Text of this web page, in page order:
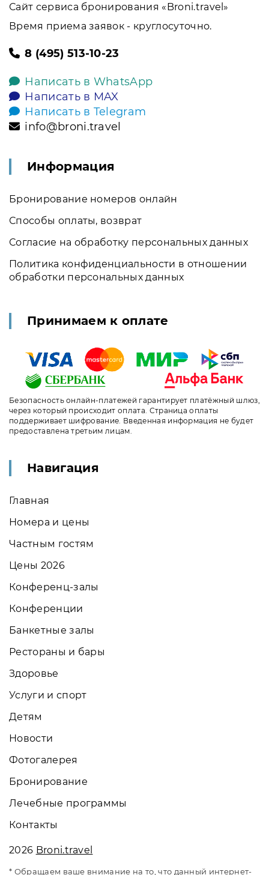
Сайт сервиса бронирования «Broni.travel»
Время приема заявок - круглосуточно.
8 (495) 513-10-23
Написать в WhatsApp
Написать в MAX
Написать в Telegram
info@broni.travel
Информация
Бронирование номеров онлайн
Способы оплаты, возврат
Согласие на обработку персональных данных
Политика конфиденциальности в отношении
обработки персональных данных
Принимаем к оплате
Безопасность онлайн-платежей гарантирует платёжный шлюз,
через который происходит оплата. Страница оплаты
поддерживает шифрование. Введенная информация не будет
предоставлена третьим лицам.
Навигация
Главная
Номера и цены
Частным гостям
Цены 2026
Конференц-залы
Конференции
Банкетные залы
Рестораны и бары
Здоровье
Услуги и спорт
Детям
Новости
Фотогалерея
Бронирование
Лечебные программы
Контакты
2026 Broni.travel
* Обращаем ваше внимание на то, что данный интернет-